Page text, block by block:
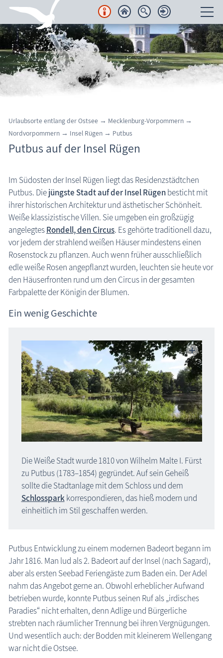
Unterkünfte
Regionales
Urlaubsorte
Halbinsel Fischland-Darß-Zingst
Insel Rügen
Urlaubsorte Halbinsel Jasmund
Halbinsel Wittow
Altefähr
Bergen
Garz
Gingst
Gustow
Ostseebad Binz
Ostseebad Prora
Lauterbach (Putbus)
Insel Usedom
Region Nordwestmecklenburg
Region Rostock
Region Schwerin
Karten
Freizeit
Veranstaltungen
Blog
Urlaubsorte entlang der Ostsee → Mecklenburg-Vorpommern →
Nordvorpommern → Insel Rügen → Putbus
Putbus auf der Insel Rügen
Im Südosten der Insel Rügen liegt das Residenzstädtchen
Putbus. Diejüngste Stadt auf der Insel Rügenbesticht mit
ihrer historischen Architektur und ästhetischer Schönheit.
Weiße klassizistische Villen. Sie umgeben ein großzügig
angelegtesRondell, den Circus. Es gehörte traditionell dazu,
vor jedem der strahlend weißen Häuser mindestens einen
Rosenstock zu pflanzen. Auch wenn früher ausschließlich
edle weiße Rosen angepflanzt wurden, leuchten sie heute vor
den Häuserfronten rund um den Circus in der gesamten
Farbpalette der Königin der Blumen.
Ein wenig Geschichte
Die Weiße Stadt wurde 1810 von Wilhelm Malte I. Fürst
zu Putbus (1783–1854) gegründet. Auf sein Geheiß
sollte die Stadtanlage mit dem Schloss und dem
Schlossparkkorrespondieren, das hieß modern und
einheitlich im Stil geschaffen werden.
Putbus Entwicklung zu einem modernen Badeort begann im
Jahr 1816. Man lud als 2. Badeort auf der Insel (nach Sagard),
aber als ersten Seebad Feriengäste zum Baden ein. Der Adel
nahm das Angebot gerne an. Obwohl erheblicher Aufwand
betrieben wurde, konnte Putbus seinen Ruf als „irdisches
Paradies“ nicht erhalten, denn Adlige und Bürgerliche
strebten nach räumlicher Trennung bei ihren Vergnügungen.
Und wesentlich auch: der Bodden mit kleinerem Wellengang
war nicht die Ostsee.